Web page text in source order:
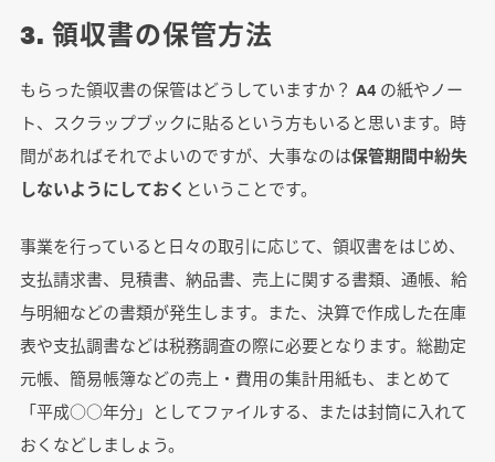
3. 領収書の保管方法
もらった領収書の保管はどうしていますか？ A4 の紙やノー
ト、スクラップブックに貼るという方もいると思います。時
間があればそれでよいのですが、大事なのは保管期間中紛失
しないようにしておく ということです。
事業を行っていると日々の取引に応じて、領収書をはじめ、
支払請求書、見積書、納品書、売上に関する書類、通帳、給
与明細などの書類が発生します。また、決算で作成した在庫
表や支払調書などは税務調査の際に必要となります。総勘定
元帳、簡易帳簿などの売上・費用の集計用紙も、まとめて
「平成○○年分」としてファイルする、または封筒に入れて
おくなどしましょう。